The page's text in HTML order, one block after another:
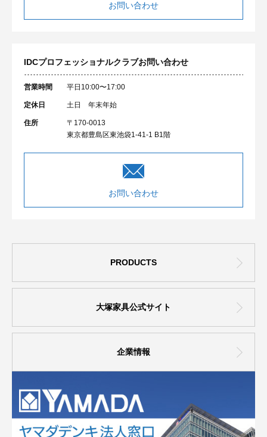
お問い合わせ
IDCプロフェッショナルクラブお問い合わせ
営業時間 平日10:00〜17:00
定休日 土日 年末年始
住所
〒170-0013
東京都豊島区東池袋1-41-1 B1階
お問い合わせ
PRODUCTS
大塚家具公式サイト
企業情報